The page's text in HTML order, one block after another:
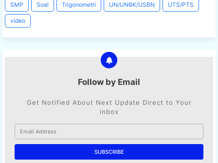
SMP Soal Trigonometri UN/UNBK/USBN UTS/PTS
video
Follow by Email
Get Notified About Next Update Direct to Your
inbox